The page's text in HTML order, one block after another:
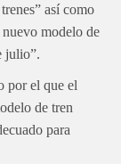
así como
modelo de
julio”.
por el que el
de tren
para